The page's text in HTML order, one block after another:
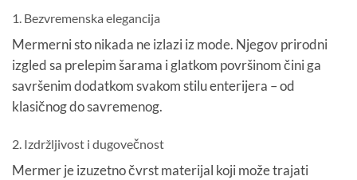
1. Bezvremenska elegancija
Mermerni sto nikada ne izlazi iz mode. Njegov prirodni
izgled sa prelepim šarama i glatkom površinom čini ga
savršenim dodatkom svakom stilu enterijera – od
klasičnog do savremenog.
2. Izdržljivost i dugovečnost
Mermer je izuzetno čvrst materijal koji može trajati